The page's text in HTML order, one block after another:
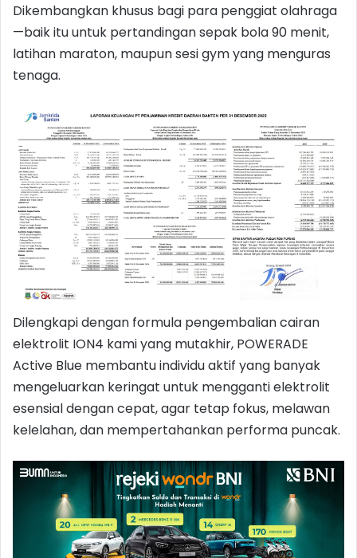
Dikembangkan khusus bagi para penggiat olahraga
—baik itu untuk pertandingan sepak bola 90 menit,
latihan maraton, maupun sesi gym yang menguras
tenaga.
Dilengkapi dengan formula pengembalian cairan
elektrolit ION4 kami yang mutakhir, POWERADE
Active Blue membantu individu aktif yang banyak
mengeluarkan keringat untuk mengganti elektrolit
esensial dengan cepat, agar tetap fokus, melawan
kelelahan, dan mempertahankan performa puncak.